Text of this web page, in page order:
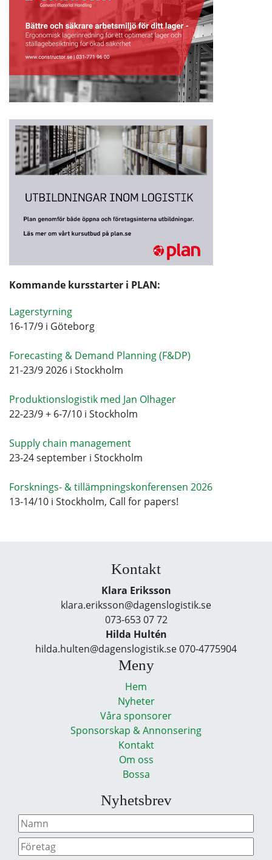
Kommande kursstarter i PLAN:
Lagerstyrning
16-17/9 i Göteborg
Forecasting & Demand Planning (F&DP)
21-23/9 2026 i Stockholm
Produktionslogistik med Jan Olhager
22-23/9 + 6-7/10 i Stockholm
Supply chain management
23-24 september i Stockholm
Forsknings- & tillämpningskonferensen 2026
13-14/10 i Stockholm, Call for papers!
Kontakt
Klara Eriksson
klara.eriksson@dagenslogistik.se
073-653 07 72
Hilda Hultén
hilda.hulten@dagenslogistik.se 070-4775904
Meny
Hem
Nyheter
Våra sponsorer
Sponsorskap & Annonsering
Kontakt
Om oss
Bossa
Nyhetsbrev